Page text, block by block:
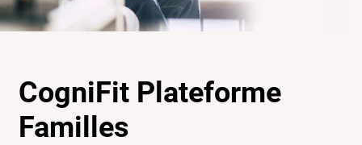
CogniFit Plateforme
Familles